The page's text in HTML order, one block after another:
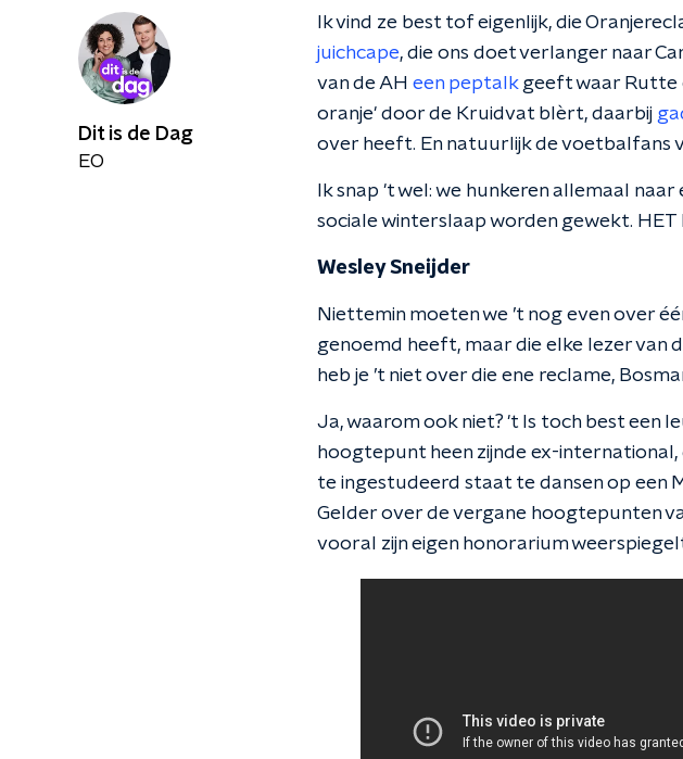
Ik vind ze best tof eigenlijk, die
juichcape, die ons doet verlanger naar
van de AH een peptalkgeeft waar Rutte
oranje' door de Kruidvat blèrt, daarbij
over heeft. En natuurlijk de voetbalfans
Ik snap 't wel: we hunkeren allemaal
sociale winterslaap worden gewekt. HET
Wesley Sneijder
Niettemin moeten we ’t nog even over
genoemd heeft, maar die elke lezer van
heb je ’t niet over die ene reclame,
Ja, waarom ook niet? 't Is toch best een
hoogtepunt heen zijnde ex-
te ingestudeerd staat te dansen op een
Gelder over de vergane hoogtepunten
vooral zijn eigen honorarium
Dit is de Dag
EO